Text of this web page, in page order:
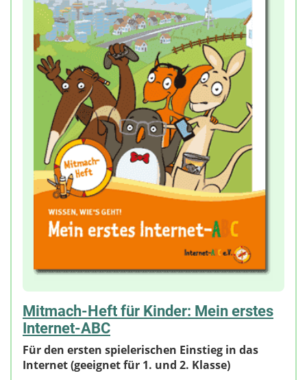
Diese Ausweise können direkt heruntergeladen
und ausgedruckt oder im Klassensatz bestellt
werden:
Ein Klassensatz entspricht 38 Ausweisen!
Mitmach-Heft für Kinder: Mein erstes
Internet-ABC
Für den ersten spielerischen Einstieg in das
Internet (geeignet für 1. und 2. Klasse)